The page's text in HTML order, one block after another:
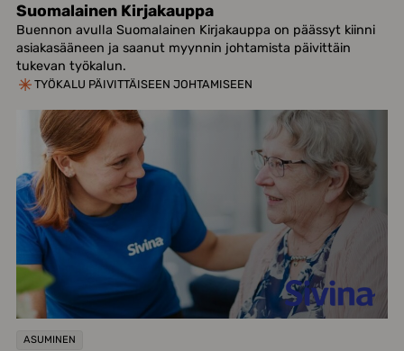
Suomalainen Kirjakauppa
Buennon avulla Suomalainen Kirjakauppa on päässyt kiinni
asiakasääneen ja saanut myynnin johtamista päivittäin
tukevan työkalun.
TYÖKALU PÄIVITTÄISEEN JOHTAMISEEN
ASUMINEN